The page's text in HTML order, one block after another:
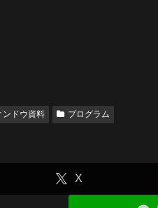
ンドウ資料 プログラム
X